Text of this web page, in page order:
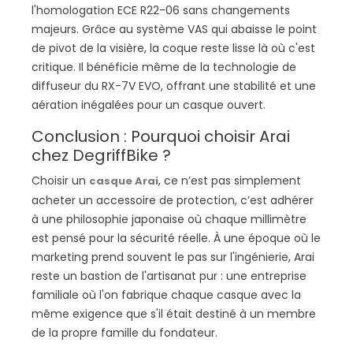
l'homologation ECE R22-06 sans changements
majeurs. Grâce au système VAS qui abaisse le point
de pivot de la visière, la coque reste lisse là où c'est
critique. Il bénéficie même de la technologie de
diffuseur du RX-7V EVO, offrant une stabilité et une
aération inégalées pour un casque ouvert.
Conclusion : Pourquoi choisir Arai
chez DegriffBike ?
Choisir un casque Arai, ce n’est pas simplement
acheter un accessoire de protection, c’est adhérer
à une philosophie japonaise où chaque millimètre
est pensé pour la sécurité réelle. À une époque où le
marketing prend souvent le pas sur l'ingénierie, Arai
reste un bastion de l'artisanat pur : une entreprise
familiale où l'on fabrique chaque casque avec la
même exigence que s'il était destiné à un membre
de la propre famille du fondateur.